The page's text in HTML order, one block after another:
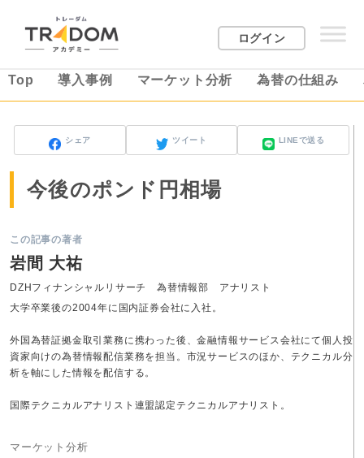
ログイン
Top 導入事例 マーケット分析 為替の仕組み
シェア ツイート LINEで送る
今後のポンド円相場
この記事の著者
岩間 大祐
DZHフィナンシャルリサーチ 為替情報部 アナリスト
大学卒業後の2004年に国内証券会社に入社。
外国為替証拠金取引業務に携わった後、金融情報サービス会社にて個人投
資家向けの為替情報配信業務を担当。市況サービスのほか、テクニカル分
析を軸にした情報を配信する。
国際テクニカルアナリスト連盟認定テクニカルアナリスト。
マーケット分析